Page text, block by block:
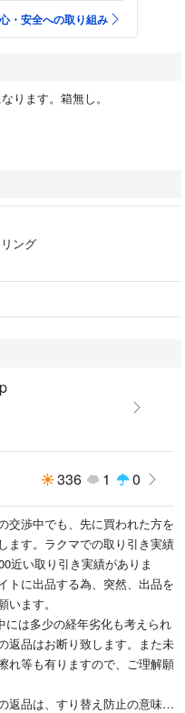
・安全への取り組み
ります。箱無し。
ング
336 1 0
交渉中でも、先に買われた方を
ます。ラクマでの取り引き実績
近い取り引き実績がありま
トに出品する為、突然、出品を
ます。
には多少の経年劣化も考えられ
返品はお断り致します。また未
れ等も有りますので、ご理解願
返品は、すり替え防止の意味か